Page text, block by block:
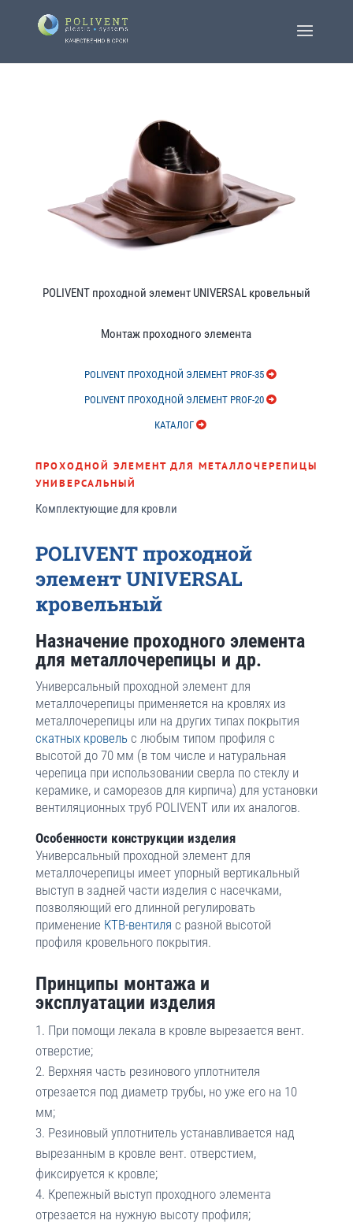
POLIVENT проходной элемент UNIVERSAL кровельный
Монтаж проходного элемента
POLIVENT ПРОХОДНОЙ ЭЛЕМЕНТ PROF-35
POLIVENT ПРОХОДНОЙ ЭЛЕМЕНТ PROF-20
КАТАЛОГ
ПРОХОДНОЙ ЭЛЕМЕНТ ДЛЯ МЕТАЛЛОЧЕРЕПИЦЫ
УНИВЕРСАЛЬНЫЙ
Комплектующие для кровли
POLIVENT проходной
элемент UNIVERSAL
кровельный
Назначение проходного элемента
для металлочерепицы и др.
Универсальный проходной элемент для
металлочерепицы применяется на кровлях из
металлочерепицы или на других типах покрытия
скатных кровель с любым типом профиля с
высотой до 70 мм (в том числе и натуральная
черепица при использовании сверла по стеклу и
керамике, и саморезов для кирпича) для установки
вентиляционных труб POLIVENT или их аналогов.
Особенности конструкции изделия
Универсальный проходной элемент для
металлочерепицы имеет упорный вертикальный
выступ в задней части изделия с насечками,
позволяющий его длинной регулировать
применение КТВ-вентиля с разной высотой
профиля кровельного покрытия.
Принципы монтажа и
эксплуатации изделия
При помощи лекала в кровле вырезается вент.
отверстие;
Верхняя часть резинового уплотнителя
отрезается под диаметр трубы, но уже его на 10
мм;
Резиновый уплотнитель устанавливается над
вырезанным в кровле вент. отверстием,
фиксируется к кровле;
Крепежный выступ проходного элемента
отрезается на нужную высоту профиля;